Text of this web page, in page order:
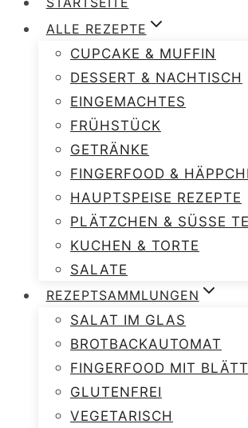
ALLE REZEPTE
CUPCAKE & MUFFIN
DESSERT & NACHTISCH
EINGEMACHTES
FRÜHSTÜCK
GETRÄNKE
FINGERFOOD &
HAUPTSPEISE REZEPTE
PLÄTZCHEN & SÜSSE
KUCHEN & TORTE
SALATE
REZEPTSAMMLUNGEN
SALAT IM GLAS
BROTBACKAUTOMAT
FINGERFOOD MIT
GLUTENFREI
VEGETARISCH